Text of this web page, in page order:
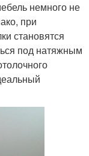
немного не
при
становятся
под натяжным